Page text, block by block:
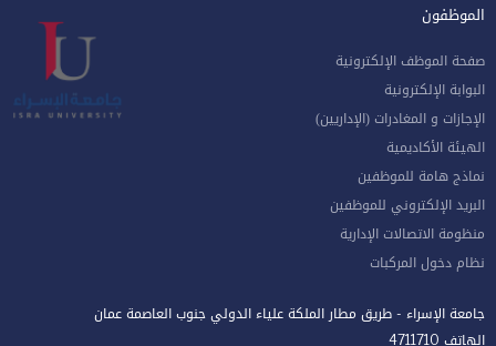
الموظفون
صفحة الموظف الإلكترونية
البوابة الإلكترونية
الإجازات و المغادرات (الإداريين)
الهيئة الأكاديمية
نماذج هامة للموظفين
البريد الإلكتروني للموظفين
منظومة الاتصالات الإدارية
نظام دخول المركبات
جامعة الإسراء - طريق مطار الملكة علياء الدولي جنوب العاصمة عمان
الهاتف 4711710